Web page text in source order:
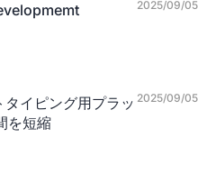
2025/09/05
イピング用プラッ
を短縮
2025/09/05